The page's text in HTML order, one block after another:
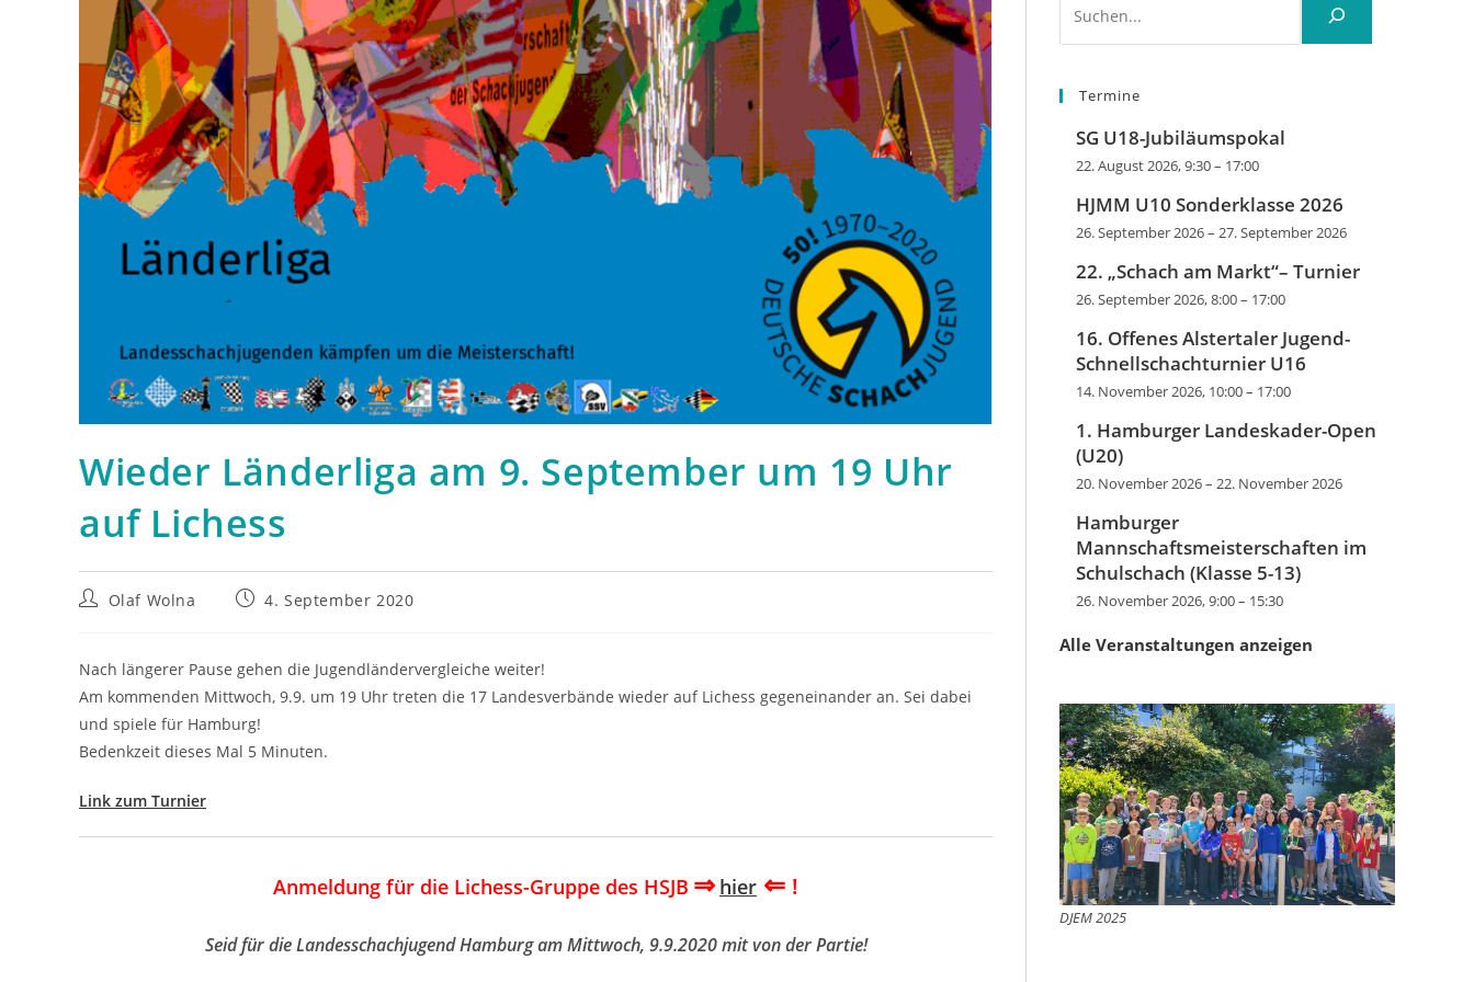
Wieder Länderliga am 9. September um 19 Uhr
auf Lichess
Beitrags-
Olaf Wolna
Beitrag4. September 2020
Nach längerer Pause gehen die Jugendländervergleiche weiter!
Am kommenden Mittwoch, 9.9. um 19 Uhr treten die 17 Landesverbände wieder auf Lichess gegeneinander an. Sei dabei
und spiele für Hamburg!
Bedenkzeit dieses Mal 5 Minuten.
Link zum Turnier
Anmeldung für die Lichess-Gruppe des HSJB ⇒ hier ⇐ !
Seid für die Landesschachjugend Hamburg am Mittwoch, 9.9.2020 mit von der Partie!
Termine
SG U18-Jubiläumspokal
22. August 2026, 9:30– 17:00
HJMM U10 Sonderklasse 2026
26. September 2026– 27. September 2026
22. „Schach am Markt“– Turnier
26. September 2026, 8:00– 17:00
16. Offenes Alstertaler Jugend-
Schnellschachturnier U16
14. November 2026, 10:00– 17:00
1. Hamburger Landeskader-Open
(U20)
20. November 2026– 22. November 2026
Hamburger
Mannschaftsmeisterschaften im
Schulschach (Klasse 5-13)
26. November 2026, 9:00– 15:30
Alle Veranstaltungen anzeigen
DJEM 2025